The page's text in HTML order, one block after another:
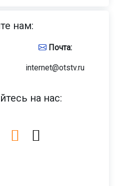
нам:
Почта:
internet@otstv.ru
на нас: